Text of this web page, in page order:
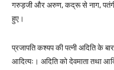
गरुड़जी और अरुण, कद्रू से नाग, पतंगी
हुए।
प्रजापति कश्यप की पत्नी अदिति के
आदित्यः। अदिति को देवमाता तथा